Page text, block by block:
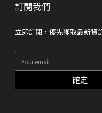
訂閱我們
立即訂閱，優先獲取最新資
確定